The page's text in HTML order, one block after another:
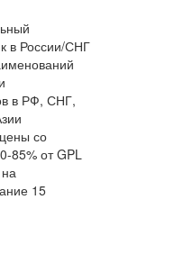
в России/СНГ
в РФ, СНГ,
со
85% от GPL
15